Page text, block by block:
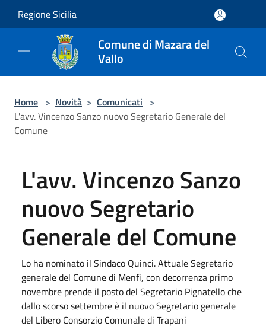
Regione Sicilia
Comune di Mazara del
Vallo
Home > Novità > Comunicati >
L'avv. Vincenzo Sanzo nuovo Segretario Generale del
Comune
L'avv. Vincenzo Sanzo
nuovo Segretario
Generale del Comune
Lo ha nominato il Sindaco Quinci. Attuale Segretario
generale del Comune di Menfi, con decorrenza primo
novembre prende il posto del Segretario Pignatello che
dallo scorso settembre è il nuovo Segretario generale
del Libero Consorzio Comunale di Trapani